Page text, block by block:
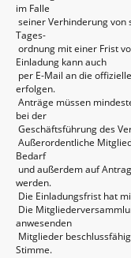
im Falle
seiner Verhinderung
Tages-
ordnung mit einer Frist
Einladung kann auch
per E-Mail an die
erfolgen.
Anträge müssen
bei der
Geschäftsführung des
Außerordentliche
Bedarf
und außerdem auf
werden.
Die Einladungsfrist hat
Die
anwesenden
Mitglieder
Stimme.